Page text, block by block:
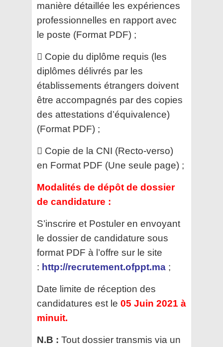
manière détaillée les expériences
professionnelles en rapport avec
le poste (Format PDF) ;
 Copie du diplôme requis (les
diplômes délivrés par les
établissements étrangers doivent
être accompagnés par des copies
des attestations d’équivalence)
(Format PDF) ;
 Copie de la CNI (Recto-verso)
en Format PDF (Une seule page) ;
Modalités de dépôt de dossier
de candidature :
S’inscrire et Postuler en envoyant
le dossier de candidature sous
format PDF à l’offre sur le site
: http://recrutement.ofppt.ma ;
Date limite de réception des
candidatures est le 05 Juin 2021 à
minuit.
N.B : Tout dossier transmis via un